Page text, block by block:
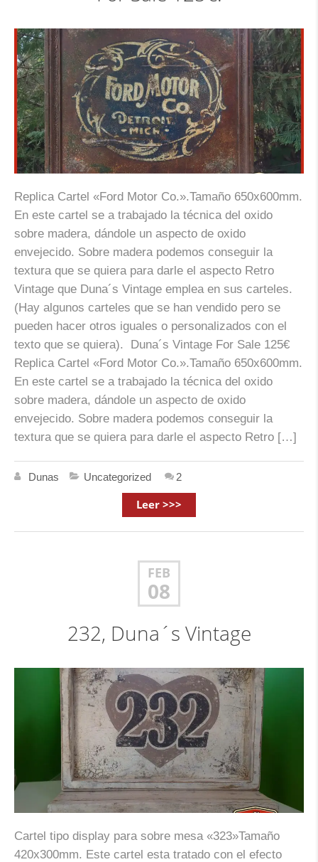
Replica Cartel «Ford Motor Co.».Tamaño 650x600mm.
En este cartel se a trabajado la técnica del oxido
sobre madera, dándole un aspecto de oxido
envejecido. Sobre madera podemos conseguir la
textura que se quiera para darle el aspecto Retro
Vintage que Duna´s Vintage emplea en sus carteles.
(Hay algunos carteles que se han vendido pero se
pueden hacer otros iguales o personalizados con el
texto que se quiera). Duna´s Vintage For Sale 125€
Replica Cartel «Ford Motor Co.».Tamaño 650x600mm.
En este cartel se a trabajado la técnica del oxido
sobre madera, dándole un aspecto de oxido
envejecido. Sobre madera podemos conseguir la
textura que se quiera para darle el aspecto Retro […]
Dunas Uncategorized 2
Leer >>>
FEB
08
232, Duna´s Vintage
Cartel tipo display para sobre mesa «323»Tamaño
420x300mm. Este cartel esta tratado con el efecto